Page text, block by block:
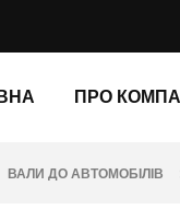
ПРО
ВАЛИ ДО АВТОМОБІЛІВ